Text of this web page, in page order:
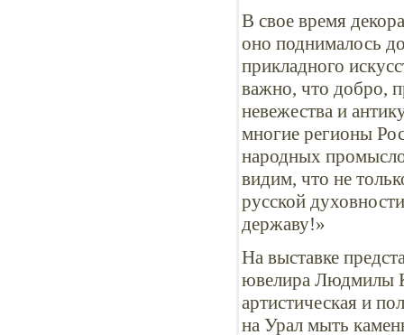
В свое время
оно поднималось
прикладного
важно, что добро,
невежества и
многие регионы
народных
видим, что не
русской
державу!»
На выставке
ювелира Людмилы
артистическая и
на Урал мыть